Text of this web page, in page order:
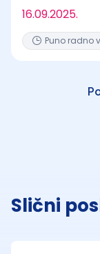
16.09.2025.
Puno radno
Slični